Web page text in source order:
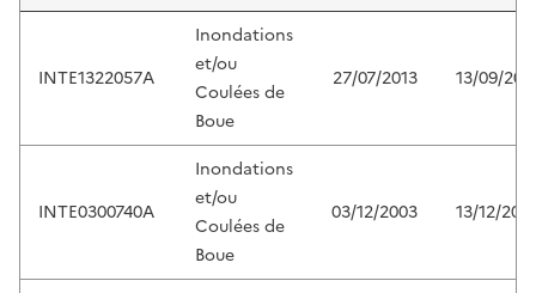
INTE1322057A
Inondations
et/ou
Coulées de
Boue
27/07/2013 13/09/
INTE0300740A
Inondations
et/ou
Coulées de
Boue
03/12/2003 13/12/